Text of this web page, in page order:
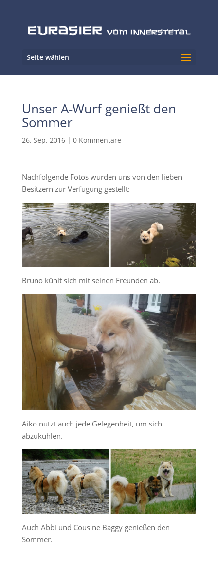
Seite wählen
Unser A-Wurf genießt den
Sommer
26. Sep. 2016| 0 Kommentare
Nachfolgende Fotos wurden uns von den lieben
Besitzern zur Verfügung gestellt:
Bruno kühlt sich mit seinen Freunden ab.
Aiko nutzt auch jede Gelegenheit, um sich
abzukühlen.
Auch Abbi und Cousine Baggy genießen den
Sommer.